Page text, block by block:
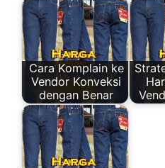
Cara Komplain ke
Vendor Konveksi
dengan Benar